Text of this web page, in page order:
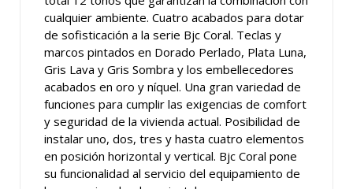
cualquier ambiente. Cuatro acabados para dotar
de sofisticación a la serie Bjc Coral. Teclas y
marcos pintados en Dorado Perlado, Plata Luna,
Gris Lava y Gris Sombra y los embellecedores
acabados en oro y níquel. Una gran variedad de
funciones para cumplir las exigencias de comfort
y seguridad de la vivienda actual. Posibilidad de
instalar uno, dos, tres y hasta cuatro elementos
en posición horizontal y vertical. Bjc Coral pone
su funcionalidad al servicio del equipamiento de